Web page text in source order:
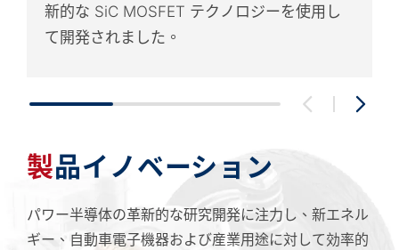
新的な SiC MOSFET テクノロジーを使用し
て開発されました。
製品イノベーション
パワー半導体の革新的な研究開発に注力し、新エネル
ギー、自動車電子機器および産業用途に対して効率的